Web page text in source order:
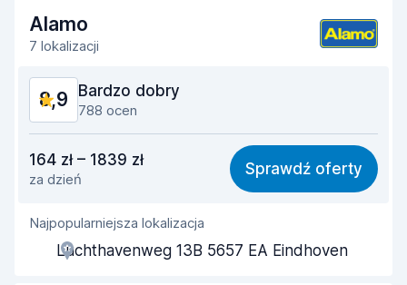
Alamo
7 lokalizacji
8,9 Bardzo dobry
788 ocen
8,5
Łatwość znalezienia 8,9
Pomocność przedstawiciela
Szybkość odbioru
164 zł – 1839 zł
za dzień
Sprawdź oferty
Najpopularniejsza lokalizacja
Luchthavenweg 13B 5657 EA Eindhoven